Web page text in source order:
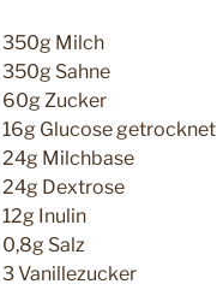
350g Milch
350g Sahne
60g Zucker
16g Glucose getrocknet
24g Milchbase
24g Dextrose
12g Inulin
0,8g Salz
3 Vanillezucker